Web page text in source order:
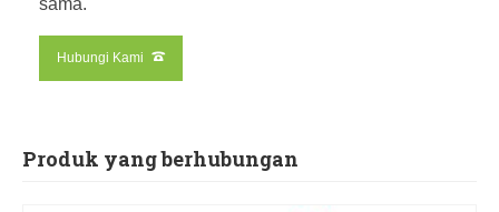
Hubungi Kami
Produk yang berhubungan